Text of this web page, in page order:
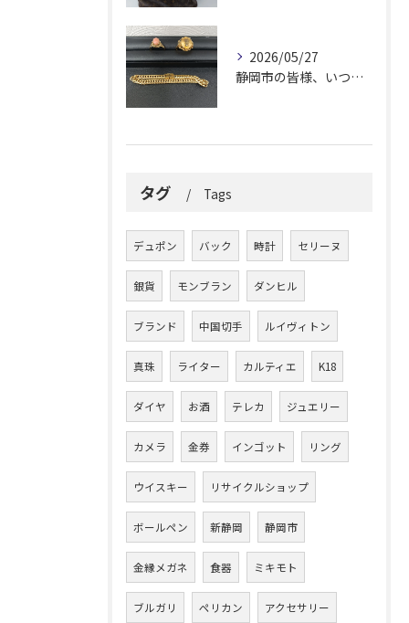
2026/05/27
静岡市の皆様、いつも大変お世話になっております。
タグ Tags
デュポン バック 時計 セリーヌ
銀貨 モンブラン ダンヒル
ブランド 中国切手 ルイヴィトン
真珠 ライター カルティエ K18
ダイヤ お酒 テレカ ジュエリー
カメラ 金券 インゴット リング
ウイスキー リサイクルショップ
ボールペン 新静岡 静岡市
金縁メガネ 食器 ミキモト
ブルガリ ペリカン アクセサリー